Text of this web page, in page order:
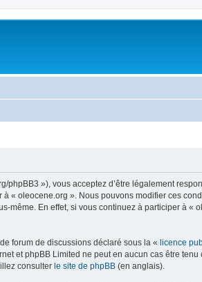
»), vous acceptez d’être légalement
« oleocene.org ». Nous pouvons modifier ces
même. En effet, si vous continuez à participer à «
forum de discussions déclaré sous la « licence
et phpBB Limited ne peut en aucun cas être
consulter le site de phpBB (en anglais).